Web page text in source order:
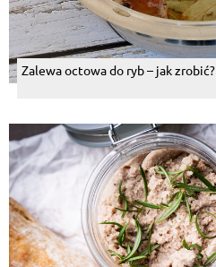
Zalewa octowa do ryb – jak zrobić?